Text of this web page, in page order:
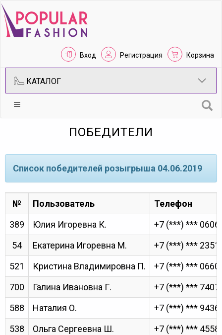
Вход Регистрация Корзина
КАТАЛОГ
ПОБЕДИТЕЛИ
Cписок победителей розыгрыша 04.06.2019
№ Пользователь
Телефон
389
Юлия Игоревна К.
+7 (***) *** 0606
54
Екатерина Игоревна М.
+7 (***) *** 2351
521
Кристина Владимировна П.
+7 (***) *** 0660
700
Галина Ивановна Г.
+7 (***) *** 7407
588
Наталия О.
+7 (***) *** 9436
538
Ольга Сергеевна Ш. +7 (***) *** 4558